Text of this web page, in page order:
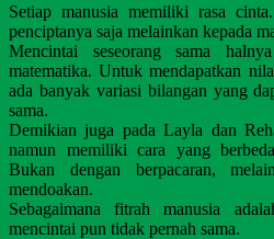
Setiap manusia memiliki rasa
penciptanya saja melainkan kepada
Mencintai seseorang sama
matematika. Untuk mendapatkan
ada banyak variasi bilangan yang
sama.
Demikian juga pada Layla dan
namun memiliki cara yang
Bukan dengan berpacaran,
mendoakan.
Sebagaimana fitrah manusia
mencintai pun tidak pernah sama.